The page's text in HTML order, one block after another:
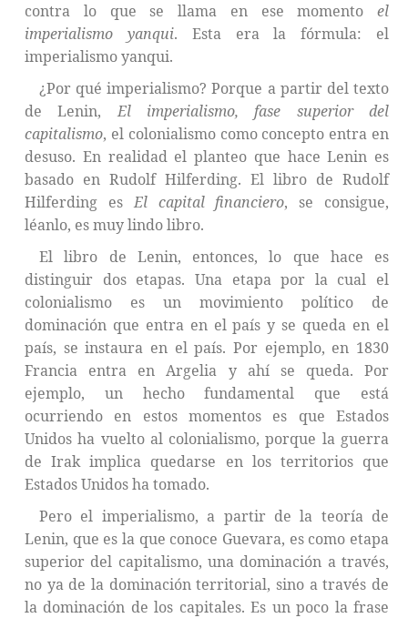
contra lo que se llama en ese momento el
imperialismo yanqui. Esta era la fórmula: el
imperialismo yanqui.
¿Por qué imperialismo? Porque a partir del texto
de Lenin,El imperialismo, fase superior del
capitalismo, el colonialismo como concepto entra en
desuso. En realidad el planteo que hace Lenin es
basado en Rudolf Hilferding. El libro de Rudolf
Hilferding esEl capital financiero, se consigue,
léanlo, es muy lindo libro.
El libro de Lenin, entonces, lo que hace es
distinguir dos etapas. Una etapa por la cual el
colonialismo es un movimiento político de
dominación que entra en el país y se queda en el
país, se instaura en el país. Por ejemplo, en 1830
Francia entra en Argelia y ahí se queda. Por
ejemplo, un hecho fundamental que está
ocurriendo en estos momentos es que Estados
Unidos ha vuelto al colonialismo, porque la guerra
de Irak implica quedarse en los territorios que
Estados Unidos ha tomado.
Pero el imperialismo, a partir de la teoría de
Lenin, que es la que conoce Guevara, es como etapa
superior del capitalismo, una dominación a través,
no ya de la dominación territorial, sino a través de
la dominación de los capitales. Es un poco la frase